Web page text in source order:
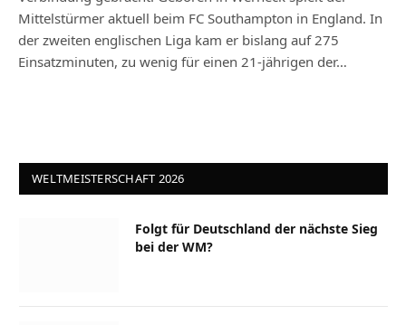
Mittelstürmer aktuell beim FC Southampton in England. In
der zweiten englischen Liga kam er bislang auf 275
Einsatzminuten, zu wenig für einen 21-jährigen der…
WELTMEISTERSCHAFT 2026
Folgt für Deutschland der nächste Sieg
bei der WM?